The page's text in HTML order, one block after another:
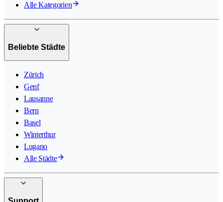
Alle Kategorien
Beliebte Städte
Zürich
Genf
Lausanne
Bern
Basel
Winterthur
Lugano
Alle Städte